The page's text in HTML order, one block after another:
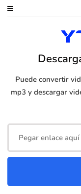
Puede convertir
mp3 y descargar